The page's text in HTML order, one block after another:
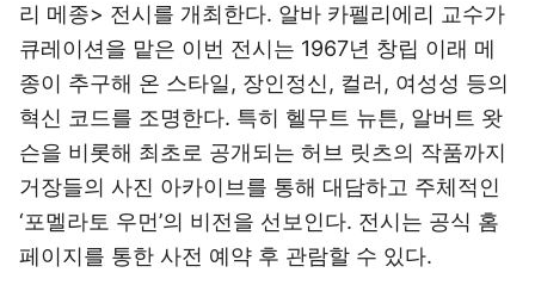
리 메종> 전시를 개최한다. 알바 카펠리에리 교수가
큐레이션을 맡은 이번 전시는 1967년 창립 이래 메
종이 추구해 온 스타일, 장인정신, 컬러, 여성성 등의
혁신 코드를 조명한다. 특히 헬무트 뉴튼, 알버트 왓
슨을 비롯해 최초로 공개되는 허브 릿츠의 작품까지
거장들의 사진 아카이브를 통해 대담하고 주체적인
‘포멜라토 우먼’의 비전을 선보인다. 전시는 공식 홈
페이지를 통한 사전 예약 후 관람할 수 있다.